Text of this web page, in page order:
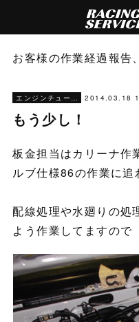
お客様の作業経過報告
エンジンチューニング 2014.03.18
もう少し！
板金担当はカリーナ作
ルブ仕様86の作業に追
配線処理や水廻りの処
よう作業してますので